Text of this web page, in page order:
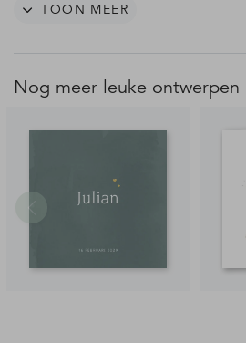
eigen smaak aan in de editor. Ook
TOON MEER
Nog meer leuke ontwerpen